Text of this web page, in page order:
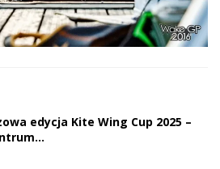
edycja Kite Wing Cup 2025 –